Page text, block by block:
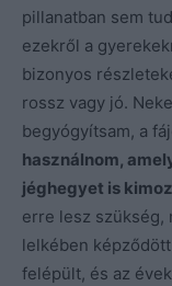
pillanatban sem
ezekről a
bizonyos
rossz vagy jó.
begyógyítsam, a
használnom,
jéghegyet is
erre lesz
lelkében
felépült, és az